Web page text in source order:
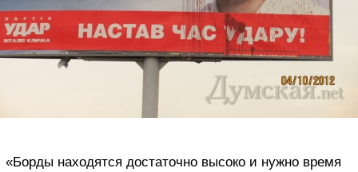
«Борды находятся достаточно высоко и нужно время